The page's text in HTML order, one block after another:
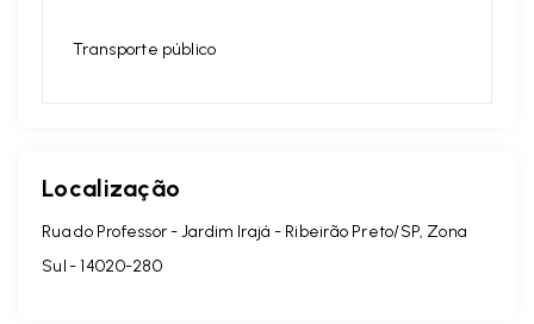
Transporte público
Localização
Rua do Professor - Jardim Irajá - Ribeirão Preto/SP, Zona
Sul - 14020-280